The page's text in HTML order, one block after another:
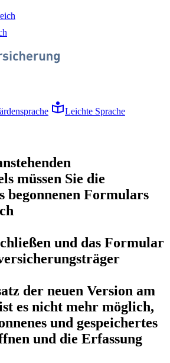
Leichte Sprache
müssen Sie die
begonnenen Formulars
und das Formular
der neuen Version am
es nicht mehr möglich,
und gespeichertes
und die Erfassung